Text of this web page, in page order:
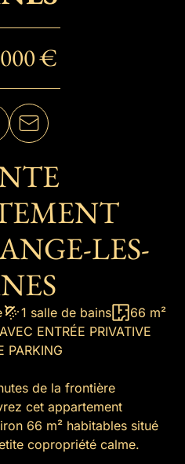
€
LES-
1 salle de bains
66 m²
ENTRÉE PRIVATIVE
PARKING
de la frontière
cet appartement
66 m² habitables situé
copropriété calme.